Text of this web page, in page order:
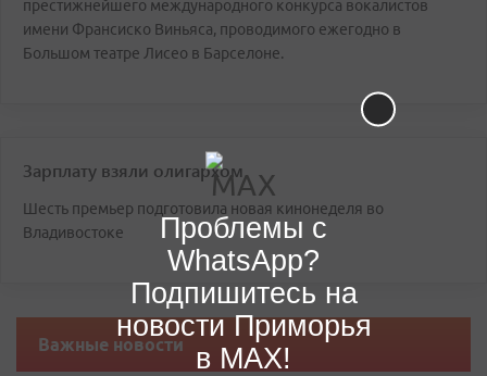
престижнейшего международного конкурса вокалистов
имени Франсиско Виньяса, проводимого ежегодно в
Большом театре Лисео в Барселоне.
Зарплату взяли олигархом
Шесть премьер подготовила новая кинонеделя во
Владивостоке
Важные новости
Проблемы с
WhatsApp?
Подпишитесь на
новости Приморья
в MAX!